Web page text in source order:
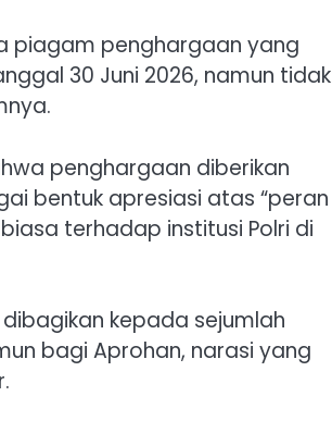
piagam penghargaan yang
30 Juni 2026, namun tidak
penghargaan diberikan
bentuk apresiasi atas “peran
terhadap institusi Polri di
kepada sejumlah
bagi Aprohan, narasi yang